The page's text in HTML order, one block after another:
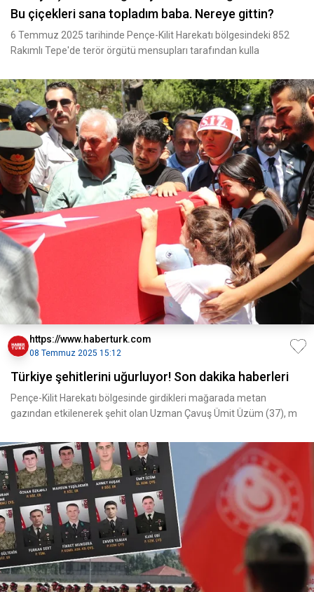
Bu çiçekleri sana topladım baba. Nereye gittin?
6 Temmuz 2025 tarihinde Pençe-Kilit Harekatı bölgesindeki 852
Rakımlı Tepe'de terör örgütü mensupları tarafından kulla
https://www.haberturk.com
08 Temmuz 2025 15:12
Türkiye şehitlerini uğurluyor! Son dakika haberleri
Pençe-Kilit Harekatı bölgesinde girdikleri mağarada metan
gazından etkilenerek şehit olan Uzman Çavuş Ümit Üzüm (37), m